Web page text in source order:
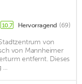
10,7 Hervorragend (69)
von
von Mannheimer
entfernt. Dieses
...